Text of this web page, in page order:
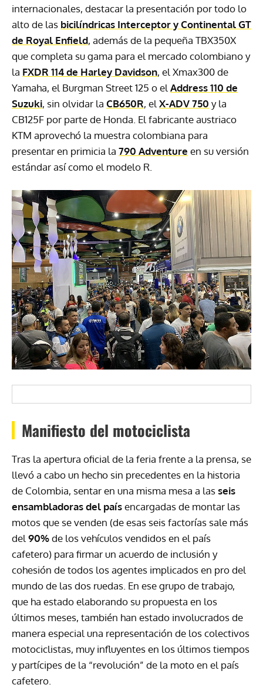
internacionales, destacar la presentación por todo lo
alto de las bicilíndricas Interceptor y Continental GT
de Royal Enfield, además de la pequeña TBX350X
que completa su gama para el mercado colombiano y
la FXDR 114 de Harley Davidson, el Xmax300 de
Yamaha, el Burgman Street 125 o elAddress 110 de
Suzuki, sin olvidar la CB650R, elX-ADV750 y la
CB125F por parte de Honda. El fabricante austriaco
KTM aprovechó la muestra colombiana para
presentar en primicia la 790 Adventure en su versión
estándar así como el modelo R.
Manifiesto del motociclista
Tras la apertura oficial de la feria frente a la prensa, se
llevó a cabo un hecho sin precedentes en la historia
de Colombia, sentar en una misma mesa a lasseis
ensambladoras del paísencargadas de montar las
motos que se venden (de esas seis factorías sale más
del90%de los vehículos vendidos en el país
cafetero) para firmar un acuerdo de inclusión y
cohesión de todos los agentes implicados en pro del
mundo de las dos ruedas. En ese grupo de trabajo,
que ha estado elaborando su propuesta en los
últimos meses, también han estado involucrados de
manera especial una representación de los colectivos
motociclistas, muy influyentes en los últimos tiempos
y partícipes de la “revolución” de la moto en el país
cafetero.